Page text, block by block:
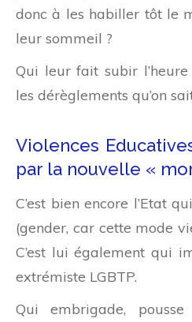
donc à les habiller tôt le
leur sommeil ?
Qui leur fait subir l’heure
les dérèglements qu’on
Violences
par la nouvelle «
C’est bien encore l’Etat
(gender, car cette mode
C’est lui également qui
extrémiste LGBTP.
Qui embrigade,